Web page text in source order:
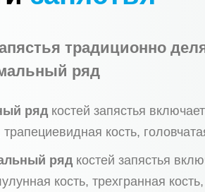
традиционно
ряд
ряд костей запястья
кость,
ряд костей запястья
кость, трехгранная